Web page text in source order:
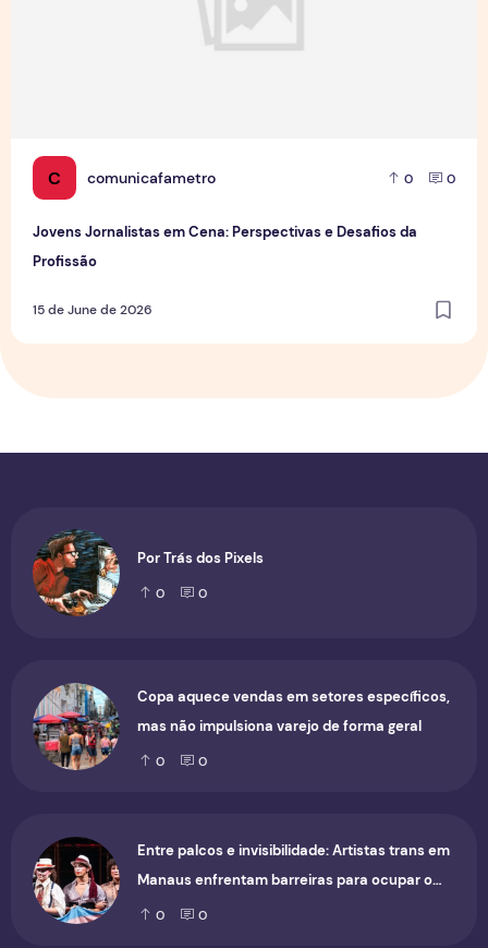
C comunicafametro 0 0
Jovens Jornalistas em Cena: Perspectivas e Desafios da
Profissão
15 de June de 2026
Por Trás dos Pixels
0 0
Copa aquece vendas em setores específicos,
mas não impulsiona varejo de forma geral
0 0
Entre palcos e invisibilidade: Artistas trans em
Manaus enfrentam barreiras para ocupar o
cenário cultural
0 0